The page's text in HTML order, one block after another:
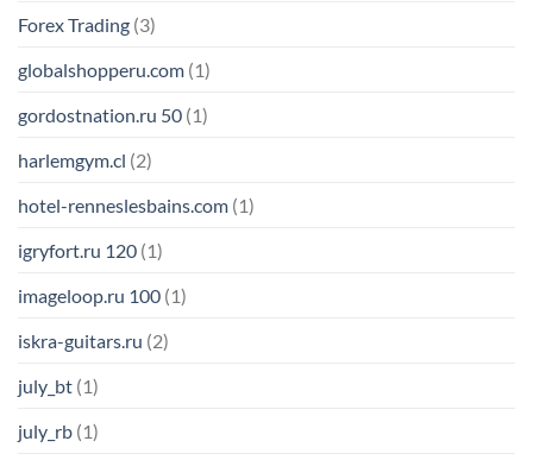
Forex Trading (3)
globalshopperu.com (1)
gordostnation.ru 50 (1)
harlemgym.cl (2)
hotel-renneslesbains.com (1)
igryfort.ru 120 (1)
imageloop.ru 100 (1)
iskra-guitars.ru (2)
july_bt (1)
july_rb (1)